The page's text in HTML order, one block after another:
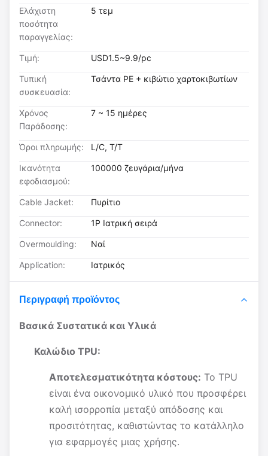
Ελάχιστη
ποσότητα
παραγγελίας:
5 τεμ
Τιμή: USD1.5~9.9/pc
Τυπική
συσκευασία:
Τσάντα PE + κιβώτιο χαρτοκιβωτίων
Χρόνος
Παράδοσης:
7 ~ 15 ημέρες
Όροι πληρωμής: L/C, T/T
Ικανότητα
εφοδιασμού:
100000 ζευγάρια/μήνα
Cable Jacket: Πυρίτιο
Connector: 1P Ιατρική σειρά
Overmoulding: Ναί
Application: Ιατρικός
Περιγραφή προϊόντος
Βασικά Συστατικά και Υλικά
Καλώδιο TPU:
Αποτελεσματικότητα κόστους: Το TPU
είναι ένα οικονομικό υλικό που προσφέρει
καλή ισορροπία μεταξύ απόδοσης και
προσιτότητας, καθιστώντας το κατάλληλο
για εφαρμογές μιας χρήσης.